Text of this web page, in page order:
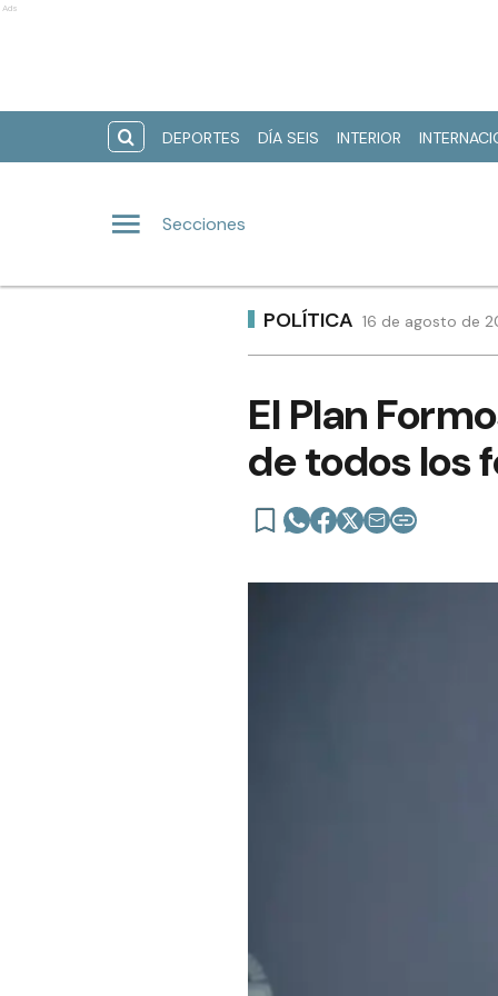
Ads
DEPORTES DÍA SEIS INTERIOR
Secciones
POLÍTICA 16 de agosto de
El Plan
de todos los